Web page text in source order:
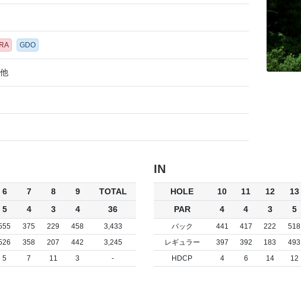
GDO
6 7 8 9
TOTAL
5 4 3 4 36
375 229 458
3,433
358 207 442
3,245
5 7 11 3 -
IN
HOLE 10 11 12 13
PAR
4 4 3 5
バック 441 417 222 518
レギュラー
397 392 183 493
HDCP
4 6 14 12